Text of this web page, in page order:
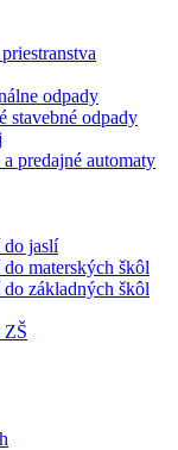
odpady
stavebné odpady
predajné automaty
do jaslí
materských škôl
základných škôl
ZŠ